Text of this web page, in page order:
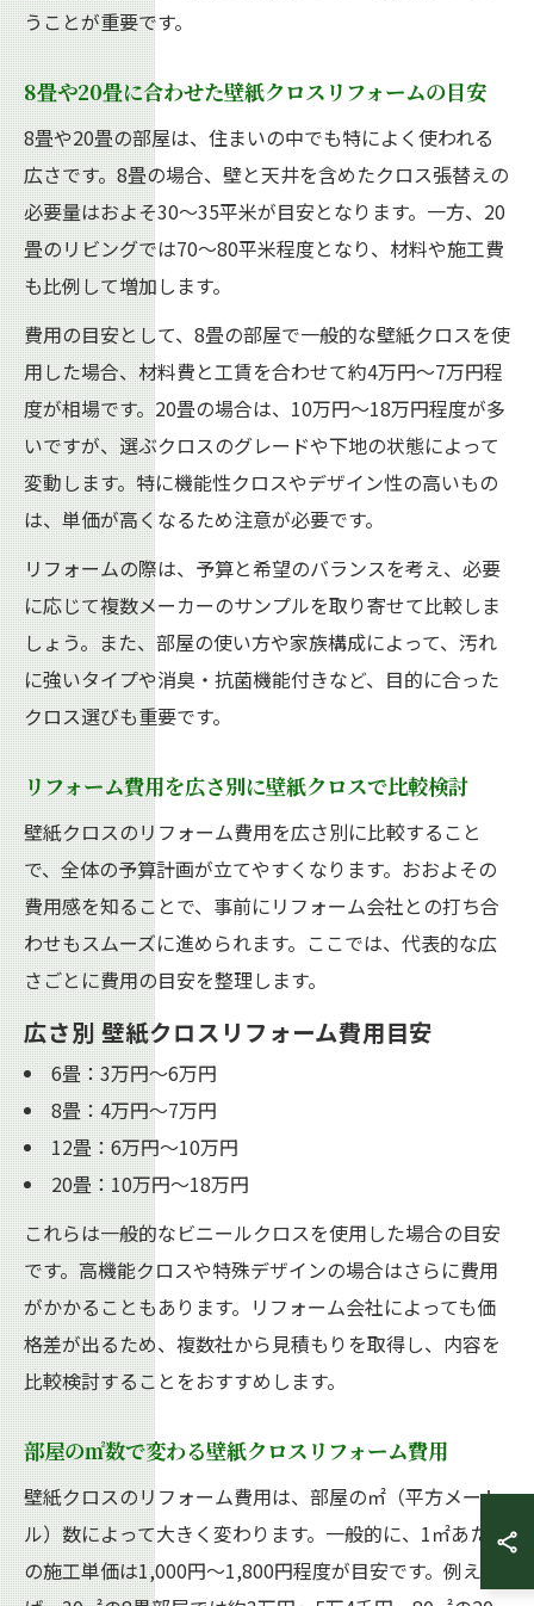
うことが重要です。
8畳や20畳に合わせた壁紙クロスリフォームの目安
8畳や20畳の部屋は、住まいの中でも特によく使われる
広さです。8畳の場合、壁と天井を含めたクロス張替えの
必要量はおよそ30〜35平米が目安となります。一方、20
畳のリビングでは70〜80平米程度となり、材料や施工費
も比例して増加します。
費用の目安として、8畳の部屋で一般的な壁紙クロスを使
用した場合、材料費と工賃を合わせて約4万円〜7万円程
度が相場です。20畳の場合は、10万円〜18万円程度が多
いですが、選ぶクロスのグレードや下地の状態によって
変動します。特に機能性クロスやデザイン性の高いもの
は、単価が高くなるため注意が必要です。
リフォームの際は、予算と希望のバランスを考え、必要
に応じて複数メーカーのサンプルを取り寄せて比較しま
しょう。また、部屋の使い方や家族構成によって、汚れ
に強いタイプや消臭・抗菌機能付きなど、目的に合った
クロス選びも重要です。
リフォーム費用を広さ別に壁紙クロスで比較検討
壁紙クロスのリフォーム費用を広さ別に比較すること
で、全体の予算計画が立てやすくなります。おおよその
費用感を知ることで、事前にリフォーム会社との打ち合
わせもスムーズに進められます。ここでは、代表的な広
さごとに費用の目安を整理します。
広さ別 壁紙クロスリフォーム費用目安
6畳：3万円〜6万円
8畳：4万円〜7万円
12畳：6万円〜10万円
20畳：10万円〜18万円
これらは一般的なビニールクロスを使用した場合の目安
です。高機能クロスや特殊デザインの場合はさらに費用
がかかることもあります。リフォーム会社によっても価
格差が出るため、複数社から見積もりを取得し、内容を
比較検討することをおすすめします。
部屋の㎡数で変わる壁紙クロスリフォーム費用
壁紙クロスのリフォーム費用は、部屋の㎡（平方メート
ル）数によって大きく変わります。一般的に、1㎡あたり
の施工単価は1,000円〜1,800円程度が目安です。例え